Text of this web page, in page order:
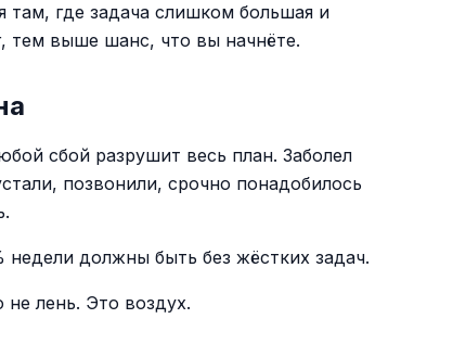
там, где задача слишком большая и
тем выше шанс, что вы начнёте.
сбой разрушит весь план. Заболел
позвонили, срочно понадобилось
недели должны быть без жёстких задач.
лень. Это воздух.